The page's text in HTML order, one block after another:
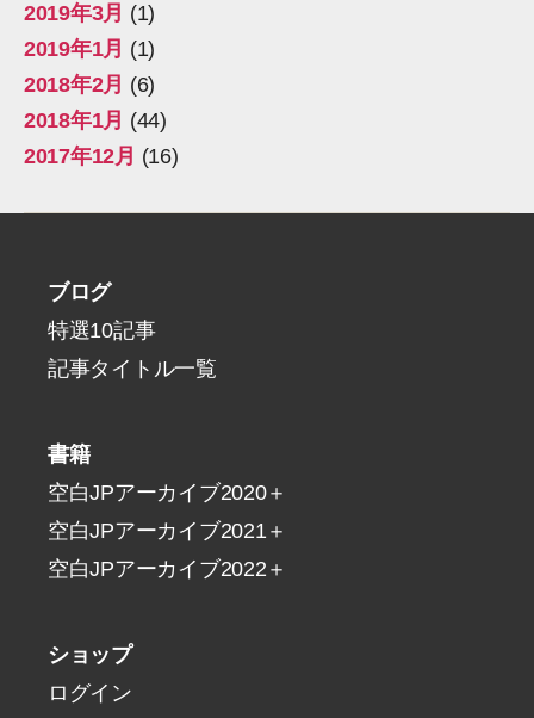
2019年3月 (1)
2019年1月 (1)
2018年2月 (6)
2018年1月 (44)
2017年12月 (16)
ブログ
特選10記事
記事タイトル一覧
書籍
空白JPアーカイブ2020＋
空白JPアーカイブ2021＋
空白JPアーカイブ2022＋
ショップ
ログイン